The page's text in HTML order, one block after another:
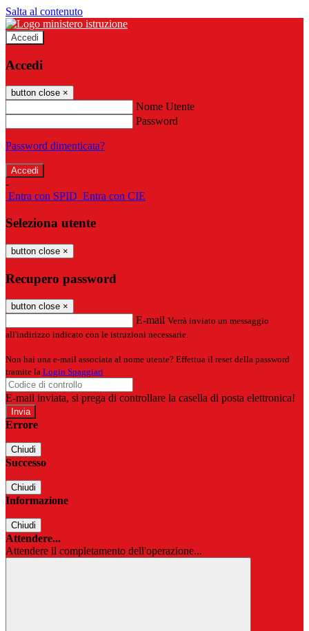
Salta al contenuto
Accedi
Accedi
button close ×
Nome Utente
Password
Password dimenticata?
-
Entra con SPID Entra con CIE
Seleziona utente
button close ×
Recupero password
button close ×
E-mail Verrà inviato un messaggio
all'indirizzo indicato con le istruzioni necessarie.
Non hai una e-mail associata al nome utente? Effettua il reset della password
tramite la Login Spaggiari
E-mail inviata, si prega di controllare la casella di posta elettronica!
Errore
Chiudi
Successo
Chiudi
Informazione
Chiudi
Attendere...
Attendere il completamento dell'operazione...